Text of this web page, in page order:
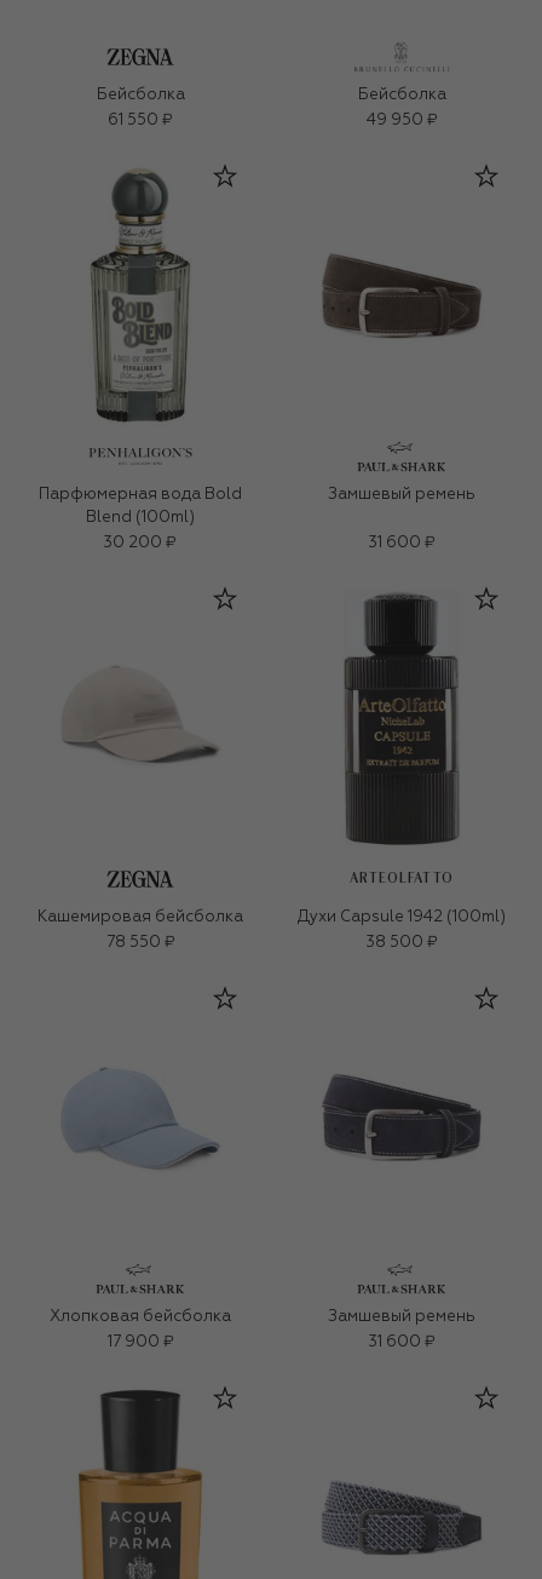
Бейсболка
61 550 ₽
Бейсболка
49 950 ₽
Парфюмерная вода Bold
Blend (100ml)
30 200 ₽
Замшевый ремень
31 600 ₽
Кашемировая бейсболка
78 550 ₽
ARTEOLFATTO
Духи Capsule 1942 (100ml)
38 500 ₽
Хлопковая бейсболка
17 900 ₽
Замшевый ремень
31 600 ₽